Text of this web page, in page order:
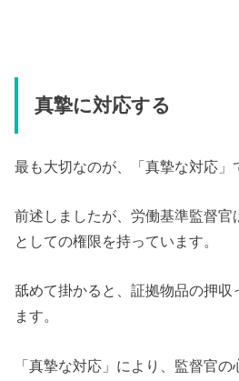
真摯に対応する
最も大切なのが、「真摯な対応」
前述しましたが、労働基準監督官
としての権限を持っています。
舐めて掛かると、証拠物品の押収
ます。
「真摯な対応」により、監督官の